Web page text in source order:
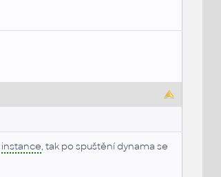
instance, tak po spuštění dynama se